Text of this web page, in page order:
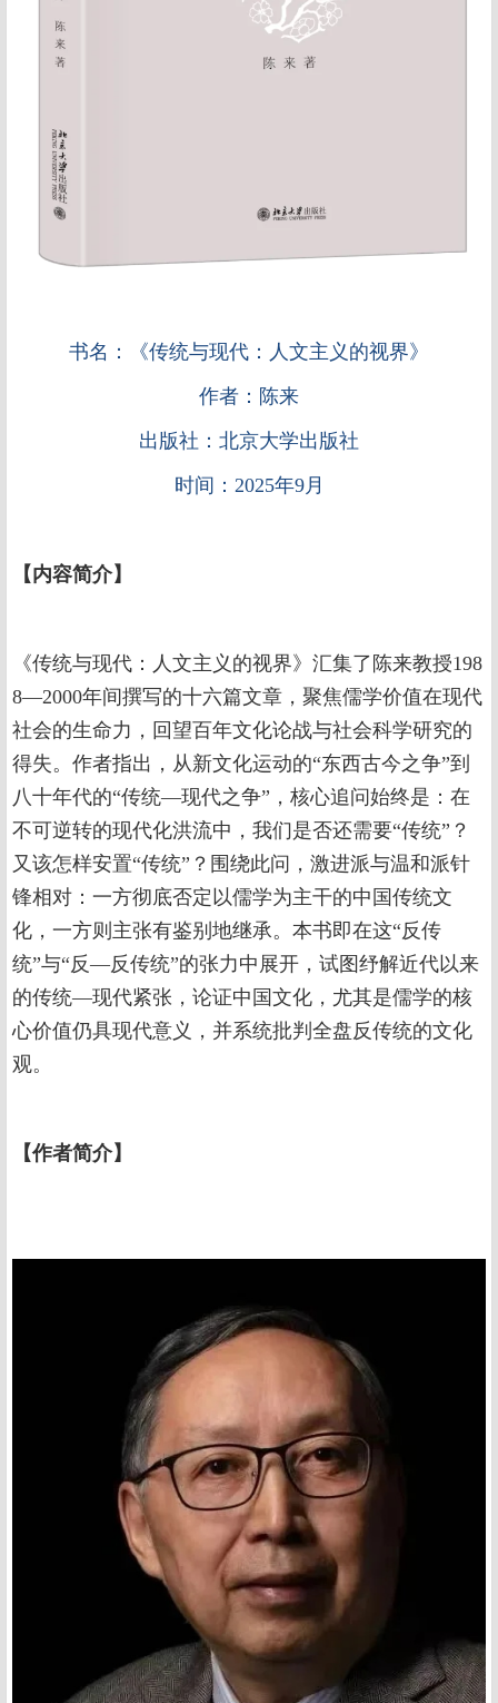
书名：《传统与现代：人文主义的视界》
作者：陈来
出版社：北京大学出版社
时间：2025年9月
【内容简介】
《传统与现代：人文主义的视界》汇集了陈来教授198
8—2000年间撰写的十六篇文章，聚焦儒学价值在现代
社会的生命力，回望百年文化论战与社会科学研究的
得失。作者指出，从新文化运动的“东西古今之争”到
八十年代的“传统—现代之争”，核心追问始终是：在
不可逆转的现代化洪流中，我们是否还需要“传统”？
又该怎样安置“传统”？围绕此问，激进派与温和派针
锋相对：一方彻底否定以儒学为主干的中国传统文
化，一方则主张有鉴别地继承。本书即在这“反传
统”与“反—反传统”的张力中展开，试图纾解近代以来
的传统—现代紧张，论证中国文化，尤其是儒学的核
心价值仍具现代意义，并系统批判全盘反传统的文化
观。
【作者简介】